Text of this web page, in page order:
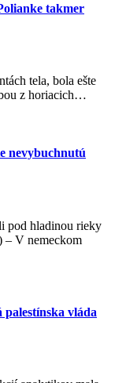
takmer
z horiacich…
nevybuchnutú
– V nemeckom
palestínska vláda